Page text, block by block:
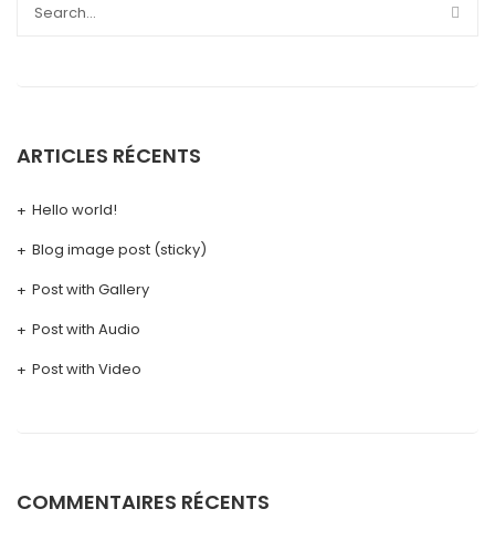
ARTICLES RÉCENTS
Hello world!
Blog image post (sticky)
Post with Gallery
Post with Audio
Post with Video
COMMENTAIRES RÉCENTS